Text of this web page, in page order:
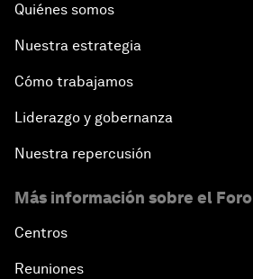
Quiénes somos
Nuestra estrategia
Cómo trabajamos
Liderazgo y gobernanza
Nuestra repercusión
Más información sobre el Foro
Centros
Reuniones